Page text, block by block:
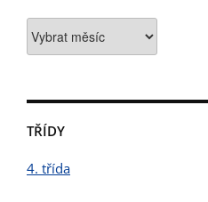
TŘÍDY
4. třída